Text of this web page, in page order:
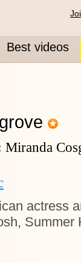
Best videos
Miranda
actress